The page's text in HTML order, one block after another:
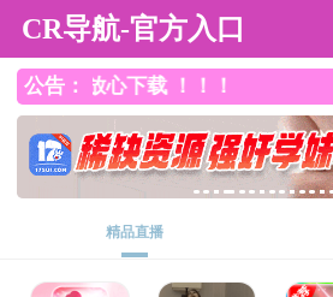
成人漫画